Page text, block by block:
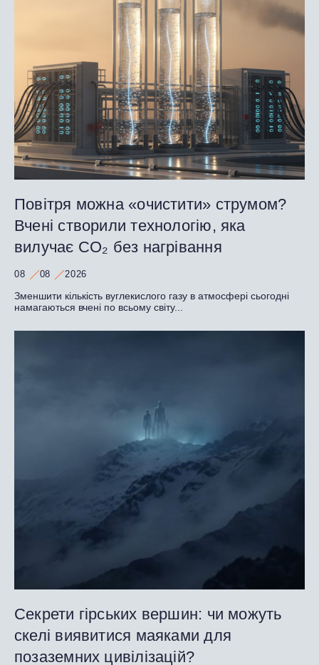
Повітря можна «очистити» струмом?
Вчені створили технологію, яка
вилучає CO₂ без нагрівання
08 08 2026
Зменшити кількість вуглекислого газу в атмосфері сьогодні
намагаються вчені по всьому світу...
Секрети гірських вершин: чи можуть
скелі виявитися маяками для
позаземних цивілізацій?